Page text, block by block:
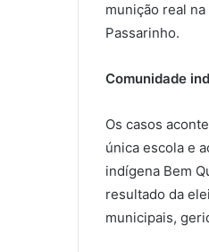
munição real
Passarinho.
Comunidade
Os casos
única escola e
indígena Bem
resultado da
municipais,